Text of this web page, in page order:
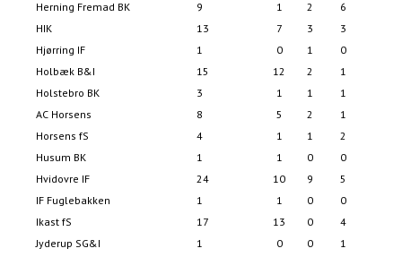
Herning Fremad BK
9 1 2 6
HIK
13 7 3 3
Hjørring IF
1 0 1 0
Holbæk B&I
15 12 2 1
Holstebro BK
3 1 1 1
AC Horsens
8 5 2 1
Horsens fS
4 1 1 2
Husum BK
1 1 0 0
Hvidovre IF
24 10 9 5
IF Fuglebakken
1 1 0 0
Ikast fS
17 13 0 4
Jyderup SG&I
1 0 0 1